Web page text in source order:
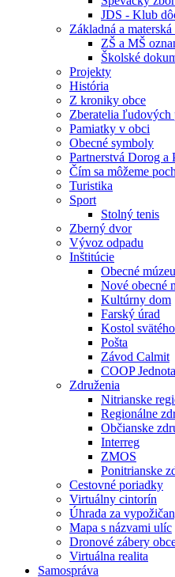
JDS - Klub
Základná a materská
ZŠ a MŠ
Školské
Projekty
História
Z kroniky obce
Zberatelia ľudových
Pamiatky v obci
Obecné symboly
Partnerstvá Dorog a
Čím sa môžeme
Turistika
Sport
Stolný tenis
Zberný dvor
Vývoz odpadu
Inštitúcie
Obecné
Nové obecné
Kultúrny dom
Farský úrad
Kostol
Pošta
Závod Calmit
COOP Jednota
Združenia
Nitrianske
Regionálne
Občianske
Interreg
ZMOS
Ponitrianske
Cestovné poriadky
Virtuálny cintorín
Úhrada za
Mapa s názvami ulíc
Dronové zábery
Virtuálna realita
Samospráva